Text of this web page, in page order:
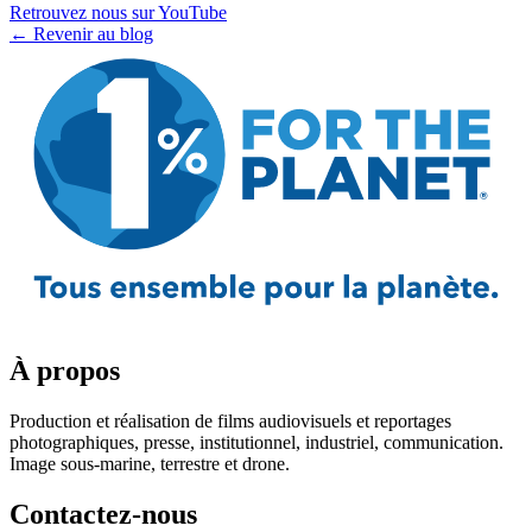
Retrouvez nous sur YouTube
← Revenir au blog
À propos
Production et réalisation de films audiovisuels et reportages
photographiques, presse, institutionnel, industriel, communication.
Image sous-marine, terrestre et drone.
Contactez-nous